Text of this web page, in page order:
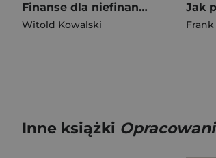
Finanse dla niefinansistów w praktyce. Jak zrozumieć finanse firmy i podejmować lepsze decyzje biznesowe
Witold Kowalski
Inne książki